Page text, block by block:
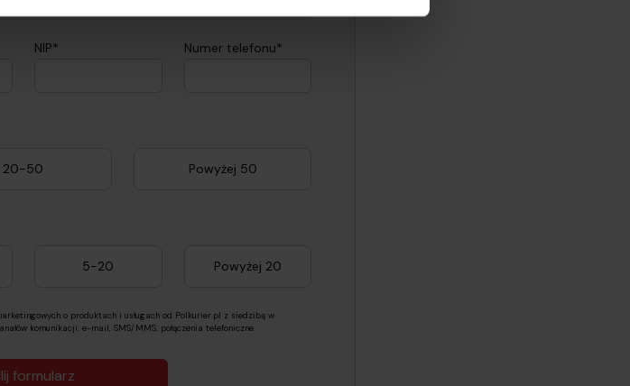
NIP* Numer telefonu*
20-50 Powyżej 50
5-20 Powyżej 20
o produktach i usługach od Polkurier.pl z siedzibą w
komunikacji: e-mail, SMS/MMS, połączenia telefoniczne.
formularz